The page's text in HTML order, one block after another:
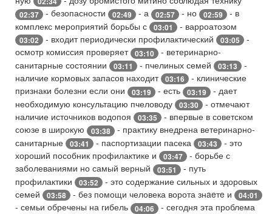
02:37 - безопасности 02:49 - а 02:57 - но 02:59
- в
комплекс мероприятий борьбы с
03:01 - варроатозом
03:02 - входит периодически профилактический 03:05
-
осмотр комиссия проверяет 03:10
- ветеринарно-
санитарные состоянии
03:11 - пчелиных семей 03:13
-
наличие кормовых запасов находит 03:16
- клинические
признаки болезни если они
03:19 - есть 03:19
- дает
необходимую консультацию пчеловоду
03:30
- отмечают
наличие источников водопоя
03:35
- впервые в советском
союзе в широкую
03:38
- практику внедрена ветеринарно-
санитарные
03:41 - паспортизации пасека 03:43
- это
хороший пособник профилактике и
03:47
- борьбе с
заболеваниями но самый верный
03:51
- путь
профилактики
03:52
- это содержание сильных и здоровых
семей
03:58 - без помощи человека ворота знaeтe и 04:01
- семьи обречены на гибель 04:06
- сегодня эта проблема